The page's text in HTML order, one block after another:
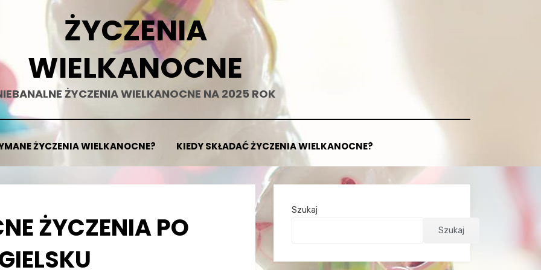
ŻYCZENIA
WIELKANOCNE
ŻYCZENIA WIELKANOCNE NA 2025 ROK
ŻYCZENIA WIELKANOCNE? KIEDY SKŁADAĆ ŻYCZENIA WIELKANOCNE?
ŻYCZENIA PO
Szukaj
Szukaj